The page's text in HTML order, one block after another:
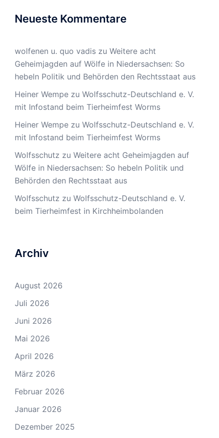
Neueste Kommentare
wolfenen u. quo vadis zu Weitere acht
Geheimjagden auf Wölfe in Niedersachsen: So
hebeln Politik und Behörden den Rechtsstaat aus
Heiner Wempe zu Wolfsschutz-Deutschland e. V.
mit Infostand beim Tierheimfest Worms
Heiner Wempe zu Wolfsschutz-Deutschland e. V.
mit Infostand beim Tierheimfest Worms
Wolfsschutz zu Weitere acht Geheimjagden auf
Wölfe in Niedersachsen: So hebeln Politik und
Behörden den Rechtsstaat aus
Wolfsschutz zu Wolfsschutz-Deutschland e. V.
beim Tierheimfest in Kirchheimbolanden
Archiv
August 2026
Juli 2026
Juni 2026
Mai 2026
April 2026
März 2026
Februar 2026
Januar 2026
Dezember 2025